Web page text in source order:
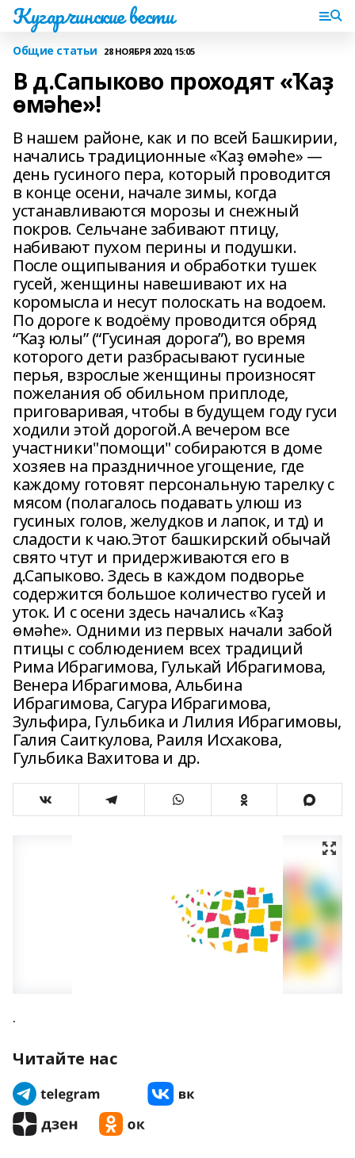
Кугарчинские вести
Общие статьи 28 НОЯБРЯ 2020, 15:05
В д.Сапыково проходят «Ҡаҙ
өмәһе»!
В нашем районе, как и по всей Башкирии,
начались традиционные «Ҡаҙ өмәһе» —
день гусиного пера, который проводится
в конце осени, начале зимы, когда
устанавливаются морозы и снежный
покров. Сельчане забивают птицу,
набивают пухом перины и подушки.
После ощипывания и обработки тушек
гусей, женщины навешивают их на
коромысла и несут полоскать на водоем.
По дороге к водоёму проводится обряд
“Ҡаҙ юлы” (“Гусиная дорога”), во время
которого дети разбрасывают гусиные
перья, взрослые женщины произносят
пожелания об обильном приплоде,
приговаривая, чтобы в будущем году гуси
ходили этой дорогой.А вечером все
участники"помощи" собираются в доме
хозяев на праздничное угощение, где
каждому готовят персональную тарелку с
мясом (полагалось подавать улюш из
гусиных голов, желудков и лапок, и тд) и
сладости к чаю.Этот башкирский обычай
свято чтут и придерживаются его в
д.Сапыково. Здесь в каждом подворье
содержится большое количество гусей и
уток. И с осени здесь начались «Ҡаҙ
өмәһе». Одними из первых начали забой
птицы с соблюдением всех традиций
Рима Ибрагимова, Гулькай Ибрагимова,
Венера Ибрагимова, Альбина
Ибрагимова, Сагура Ибрагимова,
Зульфира, Гульбика и Лилия Ибрагимовы,
Галия Саиткулова, Раиля Исхакова,
Гульбика Вахитова и др.
.
Читайте нас